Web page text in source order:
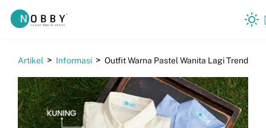
Our Company
Artikel
Store
Artikel > Informasi > Outfit Warna Pastel Wanita Lagi Trend